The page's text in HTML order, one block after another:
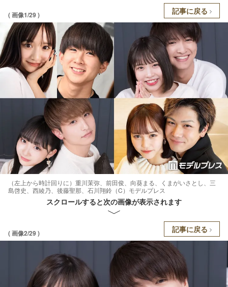
( 画像1/29 ) 記事に戻る
（左上から時計回りに）重川茉弥、前田俊、向葵まる、くまがいさとし、三
島啓史、西綾乃、後藤聖那、石川翔鈴（C）モデルプレス
スクロールすると次の画像が表示されます
( 画像2/29 ) 記事に戻る